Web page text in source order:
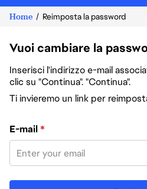
Home Reimposta la password
Vuoi cambiare la
Inserisci l'indirizzo e-mail
clic su "Continua". "Continua".
Ti invieremo un link per
Reimposta la password col tuo
E-mail*